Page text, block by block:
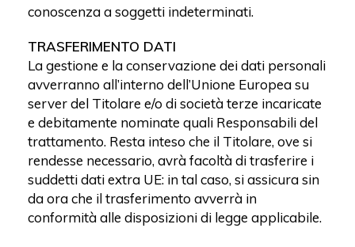
conoscenza a soggetti indeterminati.
TRASFERIMENTO DATI
La gestione e la conservazione dei dati personali
avverranno all’interno dell’Unione Europea su
server del Titolare e/o di società terze incaricate
e debitamente nominate quali Responsabili del
trattamento. Resta inteso che il Titolare, ove si
rendesse necessario, avrà facoltà di trasferire i
suddetti dati extra UE: in tal caso, si assicura sin
da ora che il trasferimento avverrà in
conformità alle disposizioni di legge applicabile.